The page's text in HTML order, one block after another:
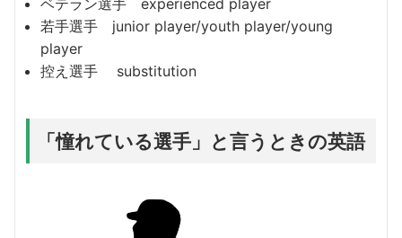
若手選手 junior player/youth player/young
player
控え選手 substitution
「憧れている選手」と言うときの英語